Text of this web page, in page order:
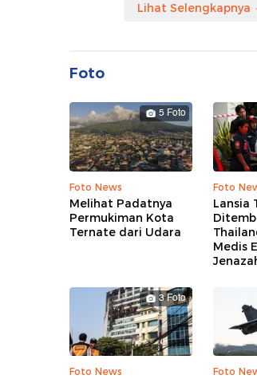
Lihat Selengkapnya
Foto
5 Foto
Foto News
Melihat Padatnya
Permukiman Kota
Ternate dari Udara
Foto
Lansia
Medis
3 Foto
Foto News Foto